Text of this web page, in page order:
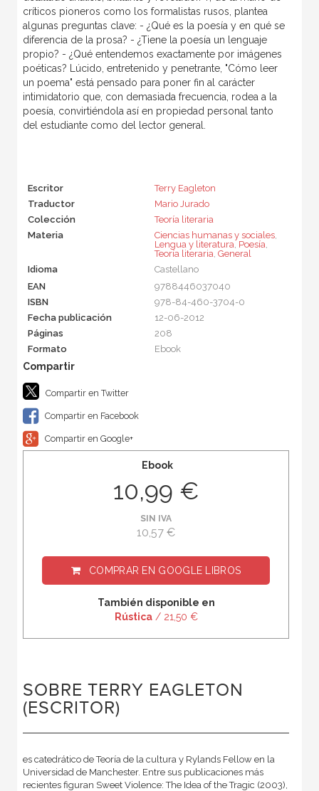
críticos pioneros como los formalistas rusos, plantea
algunas preguntas clave: - ¿Qué es la poesía y en qué se
diferencia de la prosa? - ¿Tiene la poesía un lenguaje
propio? - ¿Qué entendemos exactamente por imágenes
poéticas? Lúcido, entretenido y penetrante, "Cómo leer
un poema" está pensado para poner fin al carácter
intimidatorio que, con demasiada frecuencia, rodea a la
poesía, convirtiéndola así en propiedad personal tanto
del estudiante como del lector general.
Escritor
Terry Eagleton
Traductor
Mario Jurado
Colección
Teoría literaria
Materia
Ciencias humanas y sociales,
Lengua y literatura Poesía
Teoría literaria General
Idioma
Castellano
EAN
9788446037040
ISBN
978-84-460-3704-0
Fecha publicación
12-06-2012
Páginas
208
Formato
Ebook
Compartir en Twitter
Compartir en Facebook
Compartir en Google+
Ebook
10,99 €
SIN IVA
10,57 €
COMPRAR EN GOOGLE LIBROS
También disponible en
Rústica/ 21,50 €
SOBRE TERRY EAGLETON
(ESCRITOR)
es catedrático de Teoría de la cultura y Rylands Fellow en la
Universidad de Manchester. Entre sus publicaciones más
recientes figuran Sweet Violence: The Idea of the Tragic (2003),